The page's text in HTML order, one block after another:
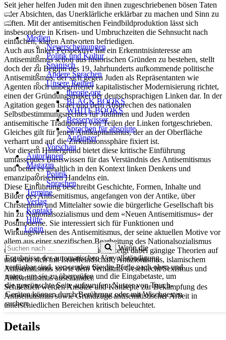
Navigationsmenü
Navigationsmenü
Medien
Neuerscheinungen
Politik und Kultur
Spanisch
Andere Sprachen
Unsere Reihen
theorie.org
BLACK BOOKS
WHITE BOOKS
Besserwisser
Sprachen für absolute
Anfänger
Vorschau
AutorInnen
Magazin
Politik
Sprachen
Termine
Verlag
Kontakt
Hilfe
Login
Suchen
nach …
Wenn die
Ergebnisse der automatischen Vervollständigung
verfügbar sind, verwenden Sie die Pfeile nach oben und
unten, um sie zu überprüfen und die Eingabetaste, um
die gewünschte Seite aufzurufen. Nutzer von Touch-
Geräten können durch Berührung oder mit Wischgesten
suchen.
Seit jeher helfen Juden mit den ihnen zugeschriebenen bösen Taten
oder Absichten, das Unerklärliche erklärbar zu machen und Sinn zu
stiften. Mit der antisemitischen Feindbildproduktion lässt sich
insbesondere in Krisen- und Umbruchzeiten die Sehnsucht nach
einfachen, klaren Antworten befriedigen.
Auch aus linker Perspektive hat ein Erkenntnisinteresse am
Antisemitismus schon aus historischen Gründen zu bestehen, stellt
doch der zu Beginn des 19. Jahrhunderts aufkommende politische
Antisemitismus, der sich gegen Juden als Repräsentanten wie
Agenten noch unbegriffener kapitalistischer Modernisierung richtet,
einen der Gründungsmakel der deutschsprachigen Linken dar. In der
Agitation gegen Israel und dem Absprechen des nationalen
Selbstbestimmungsrechtes für Jüdinnen und Juden werden
antisemitische Traditionen von Teilen der Linken fortgeschrieben.
Gleiches gilt für jenen Antikapitalismus, der an der Oberfläche
verharrt und auf die Zirkulationssphäre fixiert ist.
Vor diesem Hintergrund bietet diese kritische Einführung
umfassendes Basiswissen für das Verständnis des Antisemitismus
und bettet es inhaltlich in den Kontext linken Denkens und
emanzipatorischen Handelns ein.
Diese Einführung beschreibt Geschichte, Formen, Inhalte und
Bilder des Antisemitismus, angefangen von der Antike, über
Christentum und Mittelalter sowie die bürgerliche Gesellschaft bis
hin zu Nationalsozialismus und dem «Neuen Antisemitismus» der
Postmoderne. Sie interessiert sich für Funktionen und
Wirkungsweisen des Antisemitismus, der seine aktuellen Motive vor
allem aus einer spezifischen Bearbeitung des Nationalsozialismus
und des Nahostkonfliktes bezieht, zeigt dabei gängige Theorien auf
und setzt sich mit Israelfeindschaft, Antizionismus, islamischem
Antisemitismus sowie dem Verhältnis Geschlecht/Sexismus und
Antisemitismus auseinander.
Schließlich werden Ansätze und Konzepte zur Bekämpfung des
Antisemitismus sowie Grundzüge antisemitistischer Arbeit in
unterschiedlichen Bereichen kritisch beleuchtet.
Details